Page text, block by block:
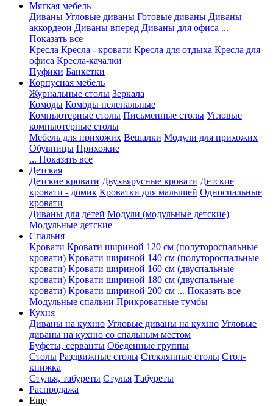
Мягкая мебель
Диваны Угловые диваны Готовые диваны Диваны
аккордеон Диваны вперед Диваны для офиса ...
Показать все
Кресла Кресла - кровати Кресла для отдыха Кресла для
офиса Кресла-качалки
Пуфики Банкетки
Корпусная мебель
Журнальные столы Зеркала
Комоды Комоды пеленальные
Компьютерные столы Письменные столы Угловые
компьютерные столы
Мебель для прихожих Вешалки Модули для прихожих
Обувницы Прихожие
... Показать все
Детская
Детские кровати Двухъярусные кровати Детские
кровати - домик Кроватки для малышей Односпальные
кровати
Диваны для детей Модули (модульные детские)
Модульные детские
Спальня
Кровати Кровати шириной 120 см (полутороспальные
кровати) Кровати шириной 140 см (полутороспальные
кровати) Кровати шириной 160 см (двуспальные
кровати) Кровати шириной 180 см (двуспальные
кровати) Кровати шириной 200 см ... Показать все
Модульные спальни Прикроватные тумбы
Кухня
Диваны на кухню Угловые диваны на кухню Угловые
диваны на кухню со спальным местом
Буфеты, серванты Обеденные группы
Столы Раздвижные столы Стеклянные столы Стол-
книжка
Стулья, табуреты Стулья Табуреты
Распродажа
Еще